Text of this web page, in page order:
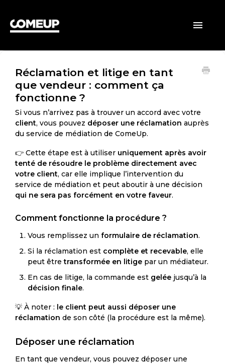
Toggle
VENDEURS
Réclamation et litige en tant
que vendeur : comment ça
fonctionne ?
Si vous n’arrivez pas à trouver un accord avec votre
client, vous pouvez déposer une réclamation auprès
du service de médiation de ComeUp.
👉 Cette étape est à utiliser uniquement après avoir
tenté de résoudre le problème directement avec
votre client, car elle implique l’intervention du
service de médiation et peut aboutir à une décision
qui ne sera pas forcément en votre faveur.
Comment fonctionne la procédure ?
Vous remplissez un formulaire de réclamation.
Si la réclamation est complète et recevable, elle
peut êtretransformée en litige par un médiateur.
En cas de litige, la commande est gelée jusqu’à la
décision finale.
💡 À noter : le client peut aussi déposer une
réclamation de son côté (la procédure est la même).
Déposer une réclamation
En tant que vendeur, vous pouvez déposer une